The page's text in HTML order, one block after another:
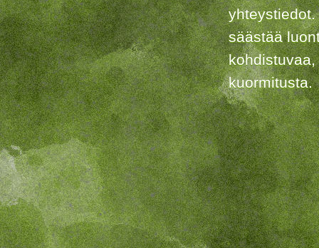
säästää
kuormitusta.